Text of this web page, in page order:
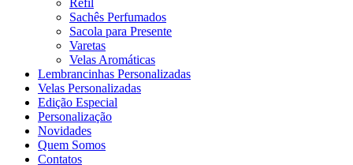
Sachês Perfumados
Sacola para Presente
Varetas
Velas Aromáticas
Lembrancinhas Personalizadas
Velas Personalizadas
Edição Especial
Personalização
Novidades
Quem Somos
Contatos